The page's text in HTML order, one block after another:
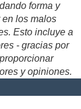
forma y
los malos
Esto incluye a
- gracias por
y opiniones.